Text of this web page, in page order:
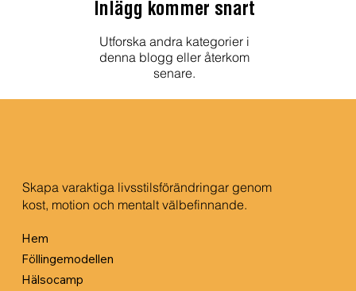
Inlägg kommer snart
Utforska andra kategorier i
denna blogg eller återkom
senare.
Skapa varaktiga livsstilsförändringar genom
kost, motion och mentalt välbefinnande.
Hem
Föllingemodellen
Hälsocamp